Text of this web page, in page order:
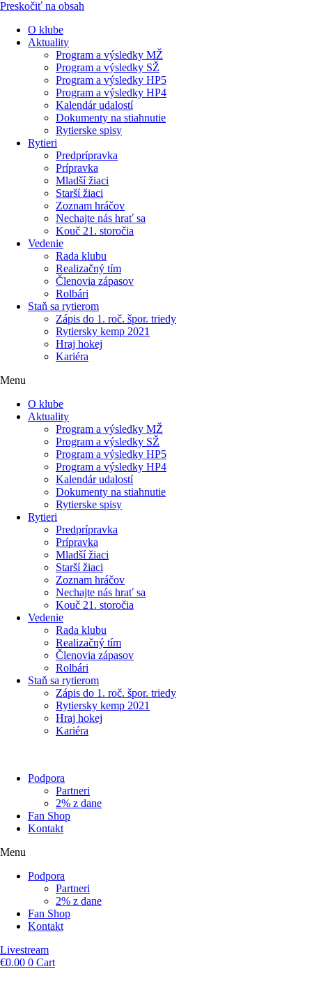
Preskočiť na obsah
O klube
Aktuality
Program a výsledky MŽ
Program a výsledky SŽ
Program a výsledky HP5
Program a výsledky HP4
Kalendár udalostí
Dokumenty na stiahnutie
Rytierske spisy
Rytieri
Predprípravka
Prípravka
Mladší žiaci
Starší žiaci
Zoznam hráčov
Nechajte nás hrať sa
Kouč 21. storočia
Vedenie
Rada klubu
Realizačný tím
Členovia zápasov
Rolbári
Staň sa rytierom
Zápis do 1. roč. špor. triedy
Rytiersky kemp 2021
Hraj hokej
Kariéra
Menu
O klube
Aktuality
Program a výsledky MŽ
Program a výsledky SŽ
Program a výsledky HP5
Program a výsledky HP4
Kalendár udalostí
Dokumenty na stiahnutie
Rytierske spisy
Rytieri
Predprípravka
Prípravka
Mladší žiaci
Starší žiaci
Zoznam hráčov
Nechajte nás hrať sa
Kouč 21. storočia
Vedenie
Rada klubu
Realizačný tím
Členovia zápasov
Rolbári
Staň sa rytierom
Zápis do 1. roč. špor. triedy
Rytiersky kemp 2021
Hraj hokej
Kariéra
Podpora
Partneri
2% z dane
Fan Shop
Kontakt
Menu
Podpora
Partneri
2% z dane
Fan Shop
Kontakt
Livestream
€0.00 0 Cart